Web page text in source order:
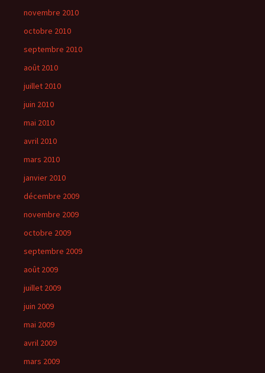
novembre 2010
octobre 2010
septembre 2010
août 2010
juillet 2010
juin 2010
mai 2010
avril 2010
mars 2010
janvier 2010
décembre 2009
novembre 2009
octobre 2009
septembre 2009
août 2009
juillet 2009
juin 2009
mai 2009
avril 2009
mars 2009